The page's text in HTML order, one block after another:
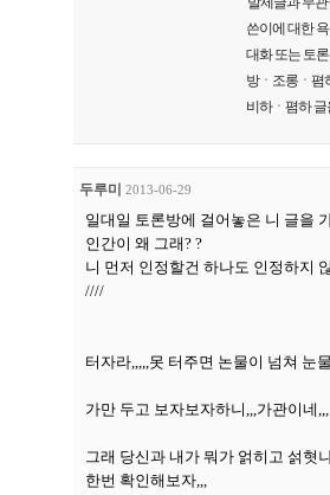
쓴이에 대한
대화 또는 토
방ㆍ조롱ㆍ폄
비하ㆍ폄하 글
두루미 2013-06-29
일대일 토론방에 걸어놓은 니 글을
인간이 왜 그래? ?
니 먼저 인정할건 하나도 인정하지
////
터자라,,,,,못 터주면 논물이 넘쳐 눈
가만 두고 보자보자하니,,,가관이네,,,
그래 당신과 내가 뭐가 얽히고 섥혓
한번 확인해보자,,,